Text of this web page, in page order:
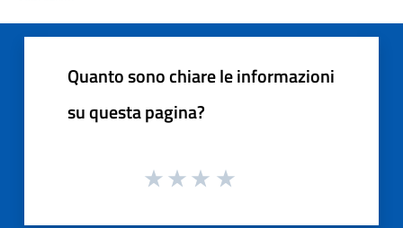
Quanto sono chiare le informazioni
su questa pagina?